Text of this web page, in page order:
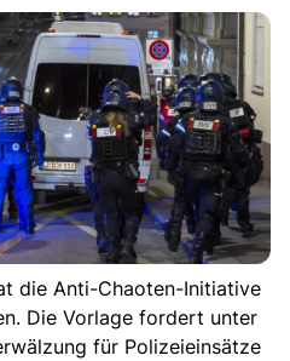
die Anti-Chaoten-Initiative
Die Vorlage fordert unter
für Polizeieinsätze